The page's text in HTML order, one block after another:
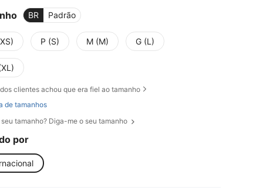
BR Padrão
P (S) M (M) G (L)
dos clientes achou que era fiel ao tamanho
de tamanhos
tamanho? Diga-me o seu tamanho
por